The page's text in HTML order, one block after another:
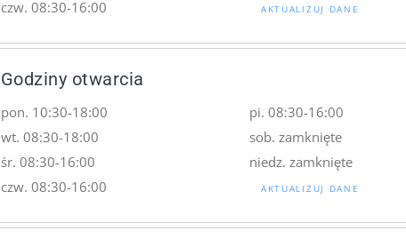
czw. 08:30-16:00
AKTUALIZUJ DANE
Godziny otwarcia
pon. 10:30-18:00
wt. 08:30-18:00
śr. 08:30-16:00
czw. 08:30-16:00
pi. 08:30-16:00
sob. zamknięte
niedz. zamknięte
AKTUALIZUJ DANE